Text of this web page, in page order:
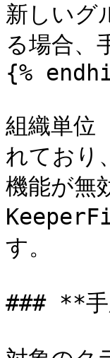
新しいグ
る場合、
{%
組織単位
れており
機能が
す。
### **